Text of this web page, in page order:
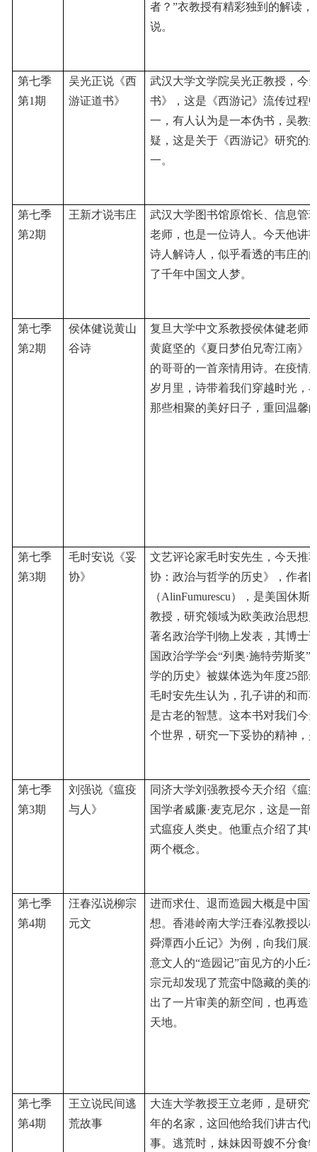
者？”衣教授有精彩独到的解读
说。
第七季
第1期
吴光正说《西
游证道书》
武汉大学文学院吴光正教授，今
书》，这是《西游记》流传过程
一，有人认为是一本伪书，吴教
疑，这是关于《西游记》研究的
一。
第七季
第2期
王新才说韦庄
武汉大学图书馆原馆长、信息管
老师，也是一位诗人。今天他讲
诗人解诗人，似乎看透的韦庄的
了千年中国文人梦。
第七季
第2期
侯体健说黄山
谷诗
复旦大学中文系教授侯体健老师
黄庭坚的《夏日梦伯兄寄江南》
的哥哥的一首亲情用诗。在疫情
岁月里，诗带着我们穿越时光，
那些相聚的美好日子，重回温馨
第七季
第3期
毛时安说《妥
协》
文艺评论家毛时安先生，今天推
协：政治与哲学的历史》，作者
（AlinFumurescu），是美国休
教授，研究领域为欧美政治思想
著名政治学刊物上发表，其博士
国政治学学会“列奥·施特劳斯奖”
学的历史》被媒体选为年度25部
毛时安先生认为，孔子讲的和而
是古老的智慧。这本书对我们今
个世界，研究一下妥协的精神，
第七季
第3期
刘强说《瘟疫
与人》
同济大学刘强教授今天介绍《瘟
国学者威廉·麦克尼尔，这是一
式瘟疫人类史。他重点介绍了其
两个概念。
第七季
第4期
汪春泓说柳宗
元文
进而求仕、退而造园大概是中国
想。香港岭南大学汪春泓教授以
舜潭西小丘记》为例，向我们展
意文人的“造园记”亩见方的小丘
宗元却发现了荒蛮中隐藏的美的
出了一片审美的新空间，也再造
天地。
第七季
第4期
王立说民间逃
荒故事
大连大学教授王立老师，是研究
年的名家，这回他给我们讲古代
事。逃荒时，妹妹因哥嫂不分食